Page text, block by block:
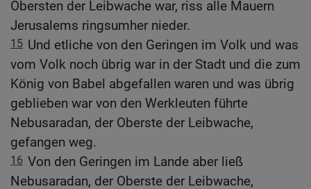
Obersten der Leibwache war, riss alle Mauern
Jerusalems ringsumher nieder.
15 Und etliche von den Geringen im Volk und was
vom Volk noch übrig war in der Stadt und die zum
König von Babel abgefallen waren und was übrig
geblieben war von den Werkleuten führte
Nebusaradan, der Oberste der Leibwache,
gefangen weg.
16 Von den Geringen im Lande aber ließ
Nebusaradan, der Oberste der Leibwache,